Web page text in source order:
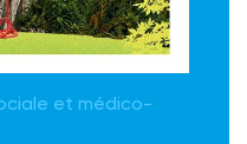
et médico-